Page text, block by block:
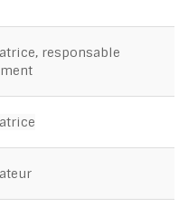
responsable